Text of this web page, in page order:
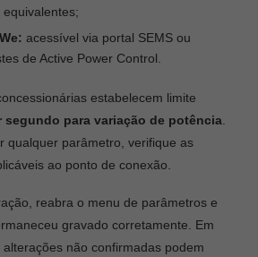
acessível via portal SEMS ou
de Active Power Control.
estabelecem limite
segundo para variação de potência
qualquer parâmetro, verifique as
ao ponto de conexão.
reabra o menu de parâmetros e
gravado corretamente. Em
não confirmadas podem